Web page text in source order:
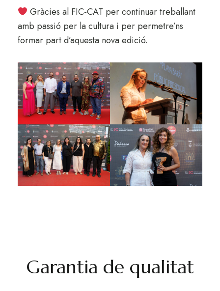
Gràcies al FIC-CAT per continuar treballant
amb passió per la cultura i per permetre’ns
formar part d’aquesta nova edició.
Garantia de qualitat